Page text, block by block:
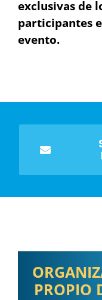
exclusivas de
participantes
evento.
PROPIO